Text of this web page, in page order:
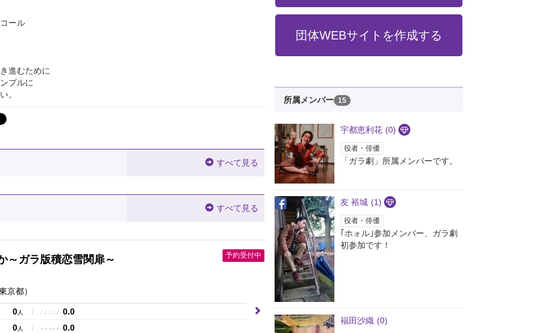
ール
進むために
プルに
。
すべて見る
すべて見る
～ガラ版積恋雪関扉～
京都）
0人 / ♪ ♪ ♪ ♪ ♪
0.0
0人 / ★ ★ ★ ★ ★ 0.0
予約受付中
団体WEBサイトを作成する
所属メンバー 15
宇都恵利花 (0)
役者・俳優
「ガラ劇」所属メンバーです。
友 裕城 (1)
役者・俳優
｢ホォル｣参加メンバー、ガラ劇
初参加です！
福田沙織 (0)